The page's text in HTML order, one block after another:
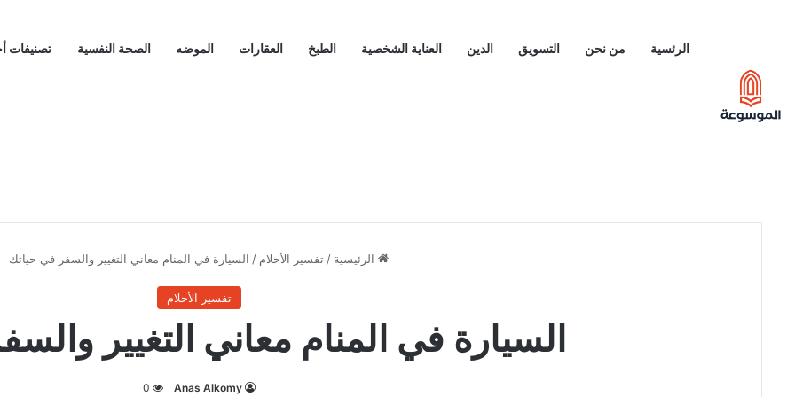
الرئسية من نحن التسويق الدين العناية الشخصية الطبخ العقارات الموضه الصحة النفسية تصنيفات
الرئيسية / تفسير الأحلام / السيارة في المنام معاني التغيير والسفر في حياتك
تفسير الأحلام
السيارة في المنام معاني التغيير
Anas Alkomy
0